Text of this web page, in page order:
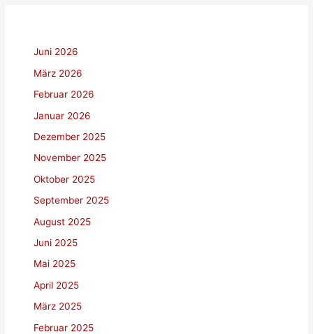
Juni 2026
März 2026
Februar 2026
Januar 2026
Dezember 2025
November 2025
Oktober 2025
September 2025
August 2025
Juni 2025
Mai 2025
April 2025
März 2025
Februar 2025